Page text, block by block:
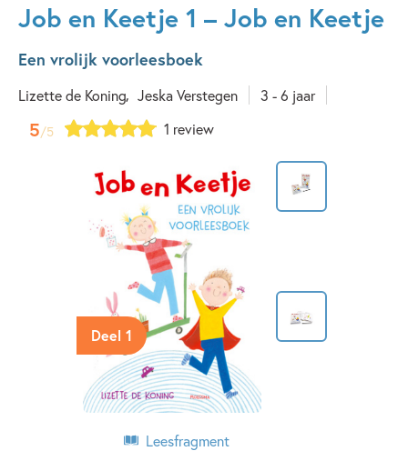
uitgevers
Job en Keetje 1 – Job en Keetje
Een vrolijk voorleesboek
Lizette de Koning Jeska Verstegen 3 - 6 jaar
5/5 1 review
Deel 1
Leesfragment